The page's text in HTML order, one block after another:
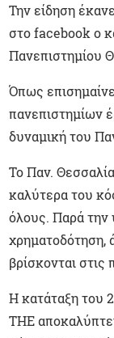
Την είδηση
στο facebook o
Πανεπιστημίου
Όπως
πανεπιστημίων
δυναμική του
Το Παν.
καλύτερα του
όλους. Παρά την
χρηματοδότηση,
βρίσκονται
Η κατάταξη του
THE